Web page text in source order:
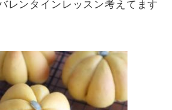
レンタインレッスン考えてます